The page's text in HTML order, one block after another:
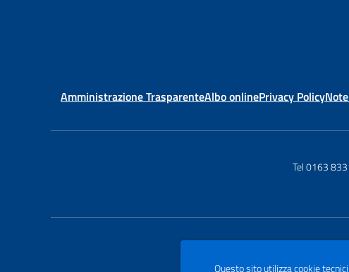
Amministrazione TrasparenteAlbo onlinePrivacy Policy
Tel 0163
Questo sito utilizza cookie